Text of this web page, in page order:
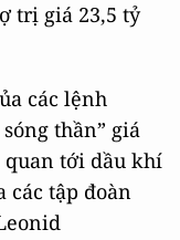
trị giá 23,5 tỷ
các lệnh
thần” giá
quan tới dầu khí
các tập đoàn